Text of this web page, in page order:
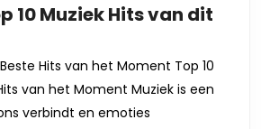
10 Muziek Hits van dit
Hits van het Moment Top 10
van het Moment Muziek is een
verbindt en emoties